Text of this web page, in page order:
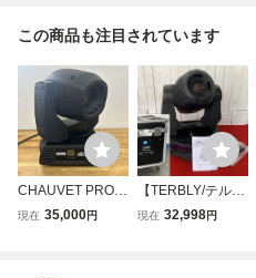
この商品も注目されています
CHAUVET PROF
ESSIONAL ROGU
現在 35,000円
【TERBLY/テルブ
リー/業務用小型ム
現在 32,998円